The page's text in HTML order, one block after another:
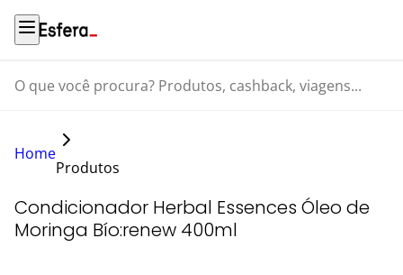
O que você procura? Produtos, cashback, viagens...
Home
Produtos
Condicionador Herbal Essences Óleo de
Moringa Bío:renew 400ml